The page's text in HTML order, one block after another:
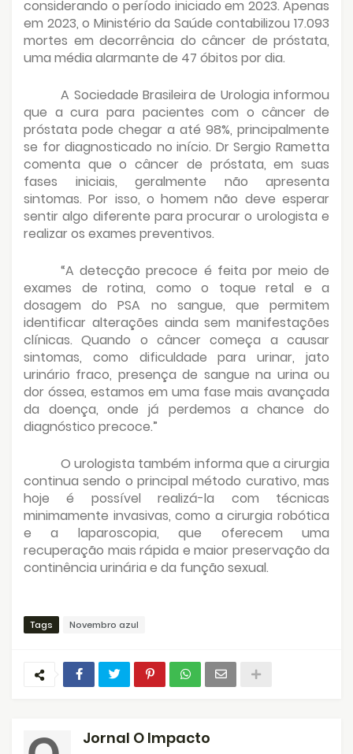
considerando o período iniciado em 2023. Apenas
em 2023, o Ministério da Saúde contabilizou 17.093
mortes em decorrência do câncer de próstata,
uma média alarmante de 47 óbitos por dia.
A Sociedade Brasileira de Urologia informou
que a cura para pacientes com o câncer de
próstata pode chegar a até 98%, principalmente
se for diagnosticado no início. Dr Sergio Rametta
comenta que o câncer de próstata, em suas
fases iniciais, geralmente não apresenta
sintomas. Por isso, o homem não deve esperar
sentir algo diferente para procurar o urologista e
realizar os exames preventivos.
“A detecção precoce é feita por meio de
exames de rotina, como o toque retal e a
dosagem do PSA no sangue, que permitem
identificar alterações ainda sem manifestações
clínicas. Quando o câncer começa a causar
sintomas, como dificuldade para urinar, jato
urinário fraco, presença de sangue na urina ou
dor óssea, estamos em uma fase mais avançada
da doença, onde já perdemos a chance do
diagnóstico precoce.”
O urologista também informa que a cirurgia
continua sendo o principal método curativo, mas
hoje é possível realizá-la com técnicas
minimamente invasivas, como a cirurgia robótica
e a laparoscopia, que oferecem uma
recuperação mais rápida e maior preservação da
continência urinária e da função sexual.
Tags Novembro azul
Jornal O Impacto